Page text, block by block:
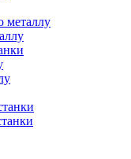
металлу